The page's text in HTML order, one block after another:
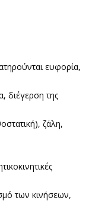
ευφορία,
διέγερση της
ζάλη,
των κινήσεων,